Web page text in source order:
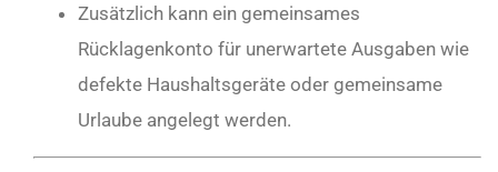
Zusätzlich kann ein gemeinsames
Rücklagenkonto für unerwartete Ausgaben wie
defekte Haushaltsgeräte oder gemeinsame
Urlaube angelegt werden.